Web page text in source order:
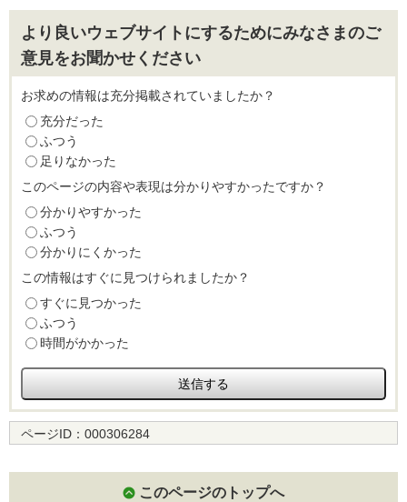
より良いウェブサイトにするためにみなさまのご
意見をお聞かせください
お求めの情報は充分掲載されていましたか？
充分だった
ふつう
足りなかった
このページの内容や表現は分かりやすかったですか？
分かりやすかった
ふつう
分かりにくかった
この情報はすぐに見つけられましたか？
すぐに見つかった
ふつう
時間がかかった
ページID： 000306284
このページのトップへ